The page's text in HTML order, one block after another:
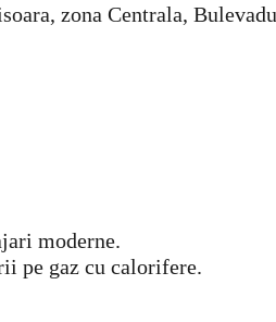
zona Centrala,
moderne.
pe gaz cu calorifere.